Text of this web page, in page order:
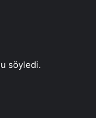
söyledi.